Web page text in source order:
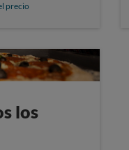
precio
los